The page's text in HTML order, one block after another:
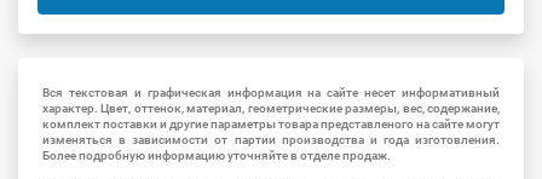
Вся текстовая и графическая информация на сайте несет информативный
характер. Цвет, оттенок, материал, геометрические размеры, вес, содержание,
комплект поставки и другие параметры товара представленого на сайте могут
изменяться в зависимости от партии производства и года изготовления.
Более подробную информацию уточняйте в отделе продаж.